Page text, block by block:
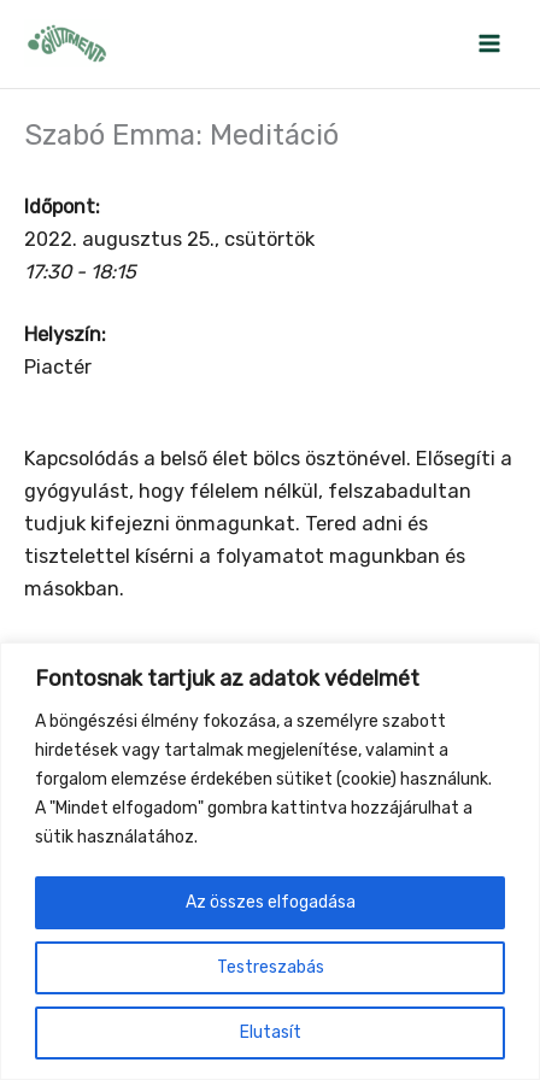
Fontosnak tartjuk az adatok védelmét
A böngészési élmény fokozása, a személyre szabott
hirdetések vagy tartalmak megjelenítése, valamint a
forgalom elemzése érdekében sütiket (cookie) használunk.
A "Mindet elfogadom" gombra kattintva hozzájárulhat a
sütik használatához.
Testreszabás
Elutasít
Az összes elfogadása
Szabó Emma: Meditáció
Időpont:
2022. augusztus 25., csütörtök
17:30 - 18:15
Helyszín:
Piactér
Kapcsolódás a belső élet bölcs ösztönével. Elősegíti a
gyógyulást, hogy félelem nélkül, felszabadultan
tudjuk kifejezni önmagunkat. Tered adni és
tisztelettel kísérni a folyamatot magunkban és
másokban.
←Previous Event Next Event
Gyüttment Találkozó, 2026. augusztus 27-30.,
Csobánkapuszta